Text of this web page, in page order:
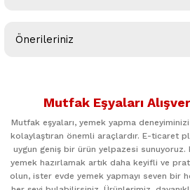
Önerileriniz
kullanarak tarafımıza iletebilirsiniz.
Ürün resmi kalitesiz, bozuk veya
Mutfak Eşyaları
Mutfak eşyaları, yemek yapma deneyiminizi
kolaylaştıran önemli araçlardır. E-ticaret
uygun geniş bir ürün yelpazesi
yemek hazırlamak artık daha keyifli ve
olun, ister evde yemek yapmayı seven bir